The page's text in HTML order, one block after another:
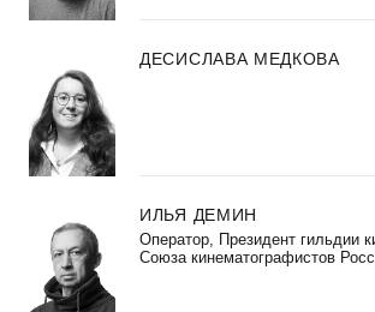
ДЕСИСЛАВА МЕДКОВА
ИЛЬЯ ДЕМИН
Оператор, Президент гильдии
Союза кинематографистов